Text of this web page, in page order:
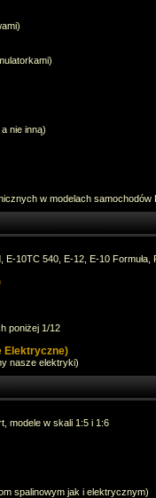
nie inną)
w modelach samochodów
10TC 540, E-12, E-10 Formuła,
poniżej 1/12
Elektryczne)
nasze elektryki)
modele w skali 1:5 i 1:6
spalinowym jak i elektrycznym)